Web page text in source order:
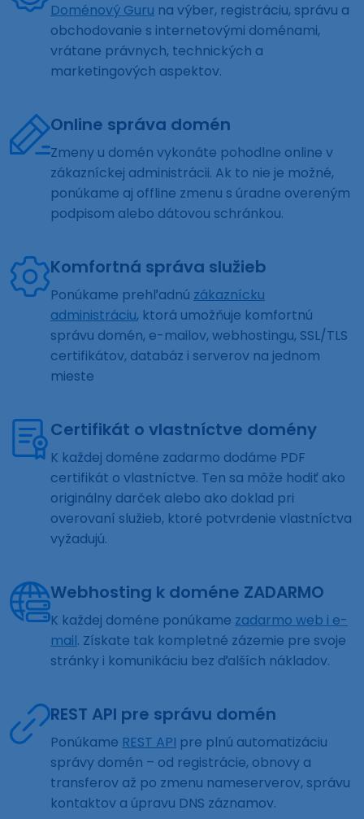
Doménový Guru na výber, registráciu, správu a
obchodovanie s internetovými doménami,
vrátane právnych, technických a
marketingových aspektov.
Online správa domén
Zmeny u domén vykonáte pohodlne online v
zákazníckej administrácii. Ak to nie je možné,
ponúkame aj offline zmenu s úradne overeným
podpisom alebo dátovou schránkou.
Komfortná správa služieb
Ponúkame prehľadnú zákaznícku
administráciu, ktorá umožňuje komfortnú
správu domén, e-mailov, webhostingu, SSL/TLS
certifikátov, databáz i serverov na jednom
mieste
Certifikát o vlastníctve domény
K každej doméne zadarmo dodáme PDF
certifikát o vlastníctve. Ten sa môže hodiť ako
originálny darček alebo ako doklad pri
overovaní služieb, ktoré potvrdenie vlastníctva
vyžadujú.
Webhosting k doméne ZADARMO
K každej doméne ponúkame zadarmo web i e-
mail. Získate tak kompletné zázemie pre svoje
stránky i komunikáciu bez ďalších nákladov.
REST API pre správu domén
Ponúkame REST API pre plnú automatizáciu
správy domén – od registrácie, obnovy a
transferov až po zmenu nameserverov, správu
kontaktov a úpravu DNS záznamov.